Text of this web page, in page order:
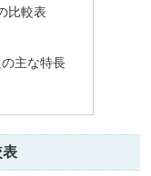
比較表
主な特長